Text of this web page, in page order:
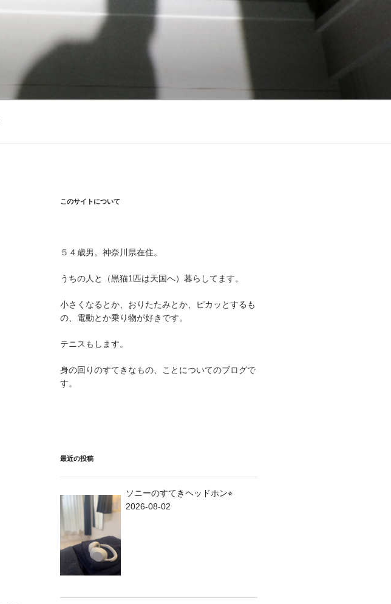
このサイトについて
５４歳男。神奈川県在住。
うちの人と（黒猫1匹は天国へ）暮らしてます。
小さくなるとか、おりたたみとか、ピカッとするも
の、電動とか乗り物が好きです。
テニスもします。
身の回りのすてきなもの、ことについてのブログで
す。
最近の投稿
ソニーのすてきヘッドホン⭐︎
2026-08-02